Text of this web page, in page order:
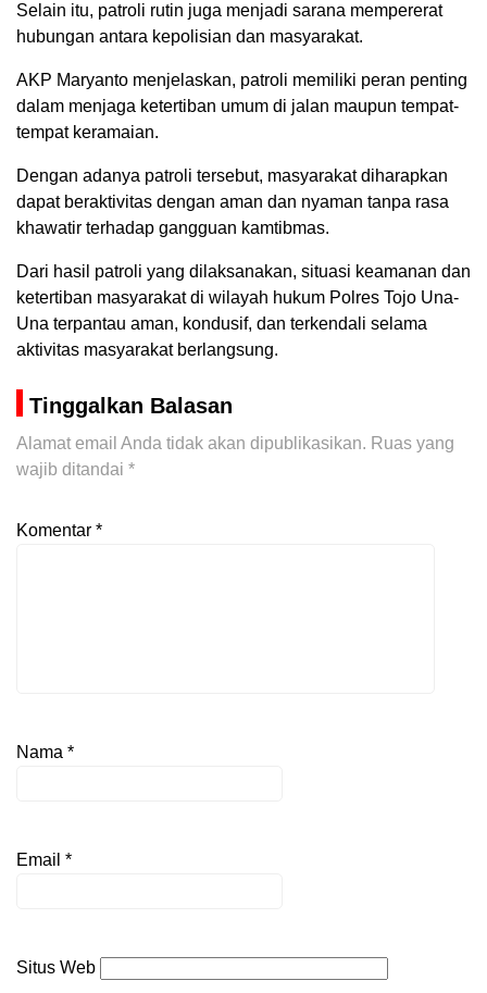
Selain itu, patroli rutin juga menjadi sarana mempererat
hubungan antara kepolisian dan masyarakat.
AKP Maryanto menjelaskan, patroli memiliki peran penting
dalam menjaga ketertiban umum di jalan maupun tempat-
tempat keramaian.
Dengan adanya patroli tersebut, masyarakat diharapkan
dapat beraktivitas dengan aman dan nyaman tanpa rasa
khawatir terhadap gangguan kamtibmas.
Dari hasil patroli yang dilaksanakan, situasi keamanan dan
ketertiban masyarakat di wilayah hukum Polres Tojo Una-
Una terpantau aman, kondusif, dan terkendali selama
aktivitas masyarakat berlangsung.
Tinggalkan Balasan
Alamat email Anda tidak akan dipublikasikan. Ruas yang
wajib ditandai *
Komentar *
Nama *
Email *
Situs Web